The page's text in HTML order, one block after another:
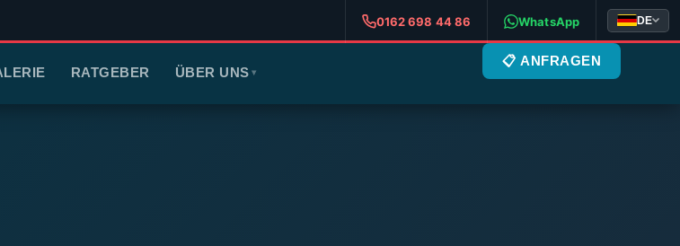
0162 698 44 86 WhatsApp DE
RATGEBER ÜBER UNS ▾
📋 ANFRAGEN